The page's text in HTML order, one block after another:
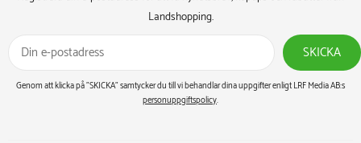
Landshopping.
SKICKA
Genom att klicka på ”SKICKA” samtycker du till vi behandlar dina uppgifter enligt LRF Media AB:s
personuppgiftspolicy.